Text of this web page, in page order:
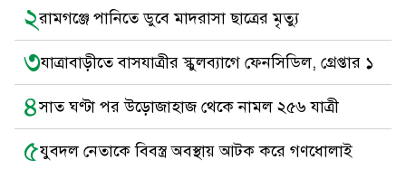
২রামগঞ্জে পানিতে ডুবে মাদরাসা ছাত্রের মৃত্যু
৩যাত্রাবাড়ীতে বাসযাত্রীর স্কুলব্যাগে ফেনসিডিল, গ্রেপ্তার ১
৪সাত ঘণ্টা পর উড়োজাহাজ থেকে নামল ২৫৬ যাত্রী
৫যুবদল নেতাকে বিবস্ত্র অবস্থায় আটক করে গণধোলাই